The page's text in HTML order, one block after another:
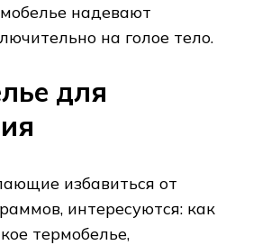
надевают
на голое тело.
для
избавиться от
интересуются: как
термобелье,